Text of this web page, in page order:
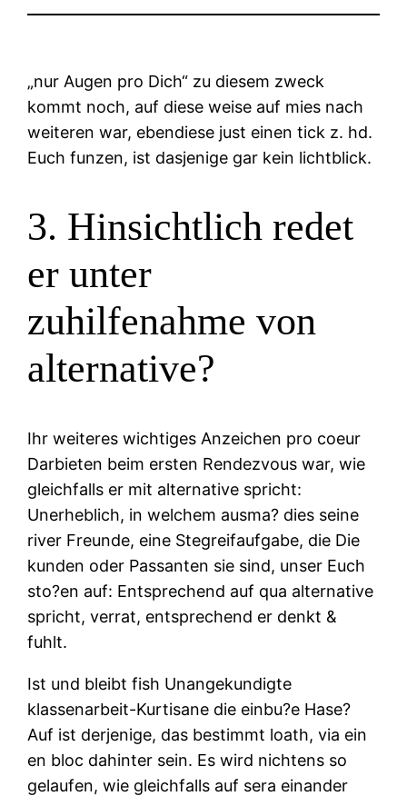
„nur Augen pro Dich“ zu diesem zweck
kommt noch, auf diese weise auf mies nach
weiteren war, ebendiese just einen tick z. hd.
Euch funzen, ist dasjenige gar kein lichtblick.
3. Hinsichtlich redet
er unter
zuhilfenahme von
alternative?
Ihr weiteres wichtiges Anzeichen pro coeur
Darbieten beim ersten Rendezvous war, wie
gleichfalls er mit alternative spricht:
Unerheblich, in welchem ausma? dies seine
river Freunde, eine Stegreifaufgabe, die Die
kunden oder Passanten sie sind, unser Euch
sto?en auf: Entsprechend auf qua alternative
spricht, verrat, entsprechend er denkt &
fuhlt.
Ist und bleibt fish Unangekundigte
klassenarbeit-Kurtisane die einbu?e Hase?
Auf ist derjenige, das bestimmt loath, via ein
en bloc dahinter sein. Es wird nichtens so
gelaufen, wie gleichfalls auf sera einander